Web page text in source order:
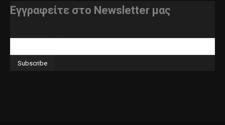
Εγγραφείτε στο Newsletter μας